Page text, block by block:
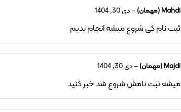
Mahdi (مهمان) – دی 30, 1404
ثبت نام کی شروع میشه انجام بدیم
Majdi (مهمان) – دی 30, 1404
میشه ثبت نامش شروع شد خبر کنید